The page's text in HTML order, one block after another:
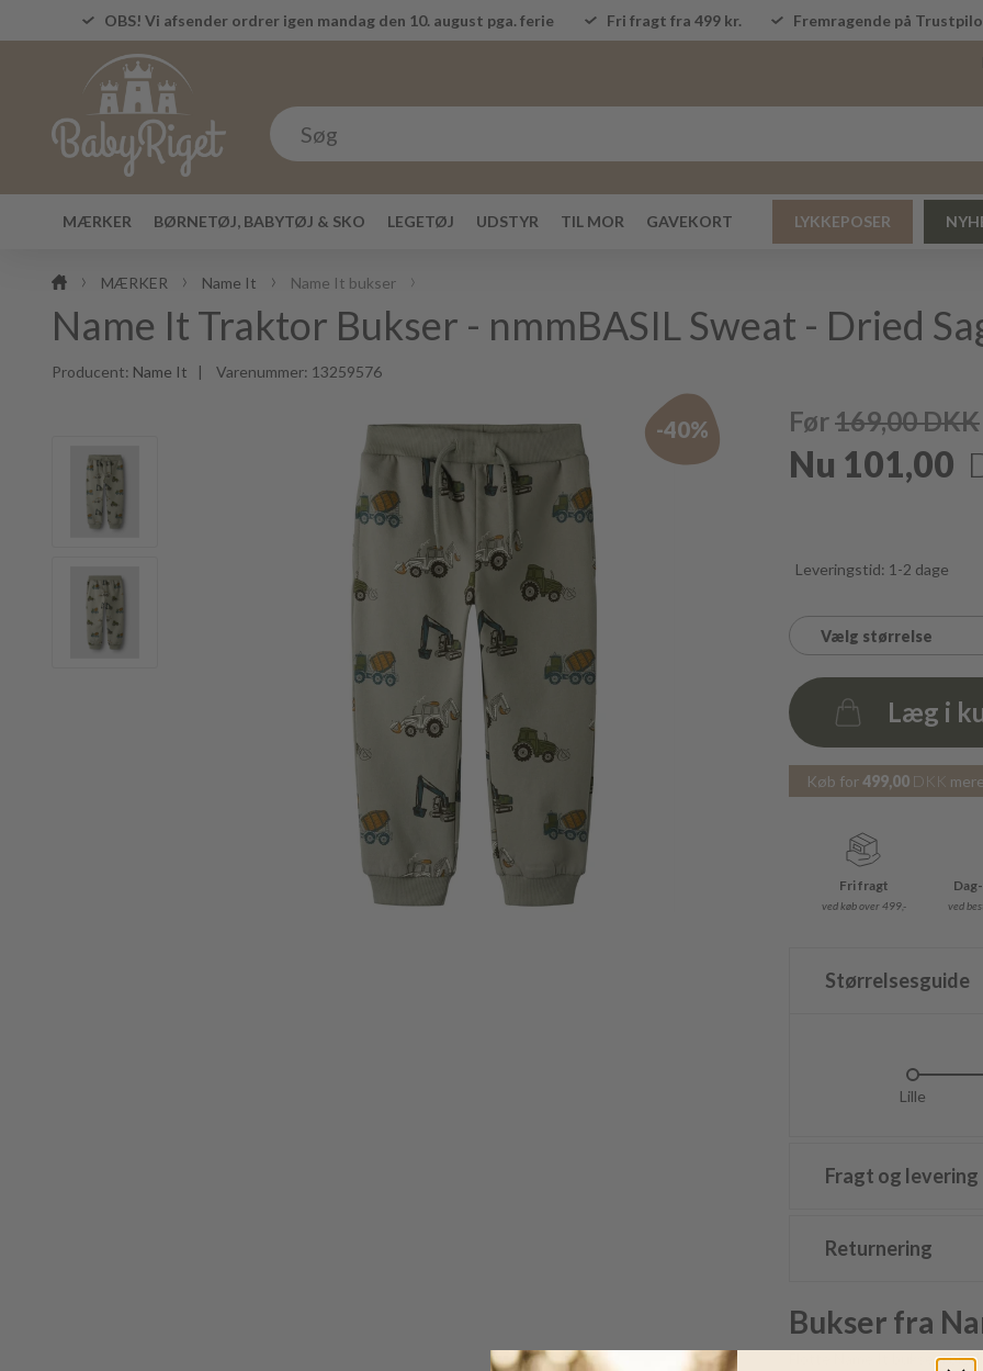
OBS! Vi afsender ordrer igen mandag den 10. august pga. ferie Fri fragt fra 499 kr. Fremragende på
MÆRKER BØRNETØJ, BABYTØJ & SKO LEGETØJ UDSTYR TIL MOR GAVEKORT LYKKEPOSER
MÆRKER Name It Name It bukser
Name It Traktor Bukser - nmmBASIL Sweat - Dried
Producent: Name It | Varenummer: 13259576
-40% Før169,00DKK
Nu 101,00
Leveringstid: 1-2 dage
Vælg størrelse
Antal
Læg i
Køb for499,00 DKK
Fri fragt
ved køb over 499,- ved
Størrelsesguide
Lille
Fragt og levering
Returnering
Bukser fra
Flotte Name It bukser i